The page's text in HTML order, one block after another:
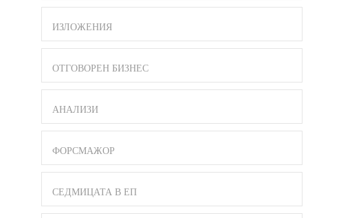
ИЗЛОЖЕНИЯ
ОТГОВОРЕН БИЗНЕС
АНАЛИЗИ
ФОРСМАЖОР
СЕДМИЦАТА В ЕП